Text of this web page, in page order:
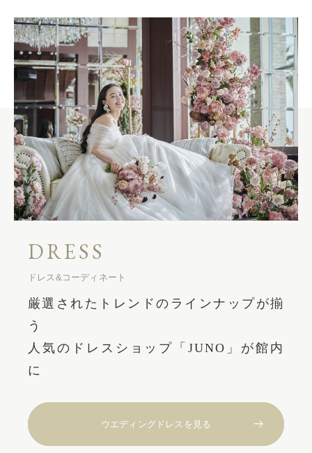
DRESS
ドレス&コーディネート
厳選されたトレンドのラインナップが揃
う
人気のドレスショップ「JUNO」が館内
に
ウエディングドレスを見る